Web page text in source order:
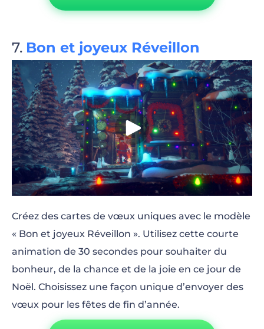
Bon et joyeux Réveillon
Créez des cartes de vœux uniques avec le modèle
« Bon et joyeux Réveillon ». Utilisez cette courte
animation de 30 secondes pour souhaiter du
bonheur, de la chance et de la joie en ce jour de
Noël. Choisissez une façon unique d’envoyer des
vœux pour les fêtes de fin d’année.